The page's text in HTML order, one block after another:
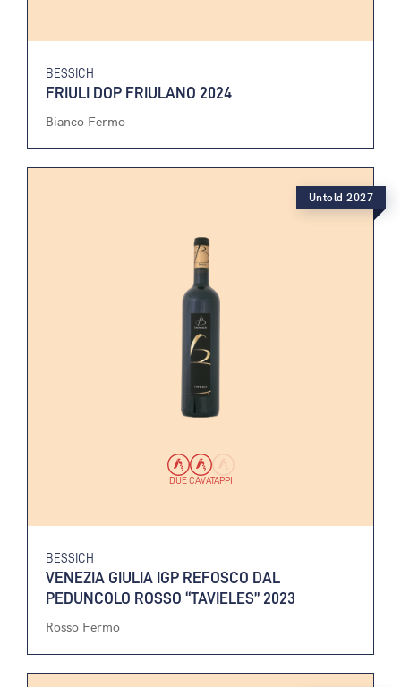
BESSICH
FRIULI DOP FRIULANO 2024
Bianco Fermo
DUE CAVATAPPI
BESSICH
VENEZIA GIULIA IGP REFOSCO DAL
PEDUNCOLO ROSSO “TAVIELES” 2023
Rosso Fermo
Untold 2027